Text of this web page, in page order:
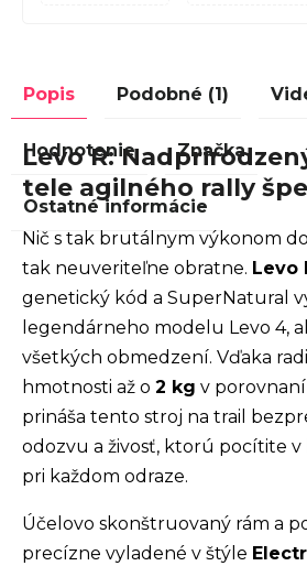
Popis Podobné (1)
Hodnotenie Značka
Ostatné informácie
Levo R:
tele agilného rally
Nič s tak brutálnym výkonom
tak neuveriteľne obratne. Levo
genetický kód a SuperNatural
legendárneho modelu Levo 4,
všetkých obmedzení. Vďaka
hmotnosti až o 2 kg v
prináša tento stroj na trail
odozvu a živosť, ktorú pocítite v
pri každom odraze.
Účelovo skonštruovaný rám a
precízne vyladené v štýle